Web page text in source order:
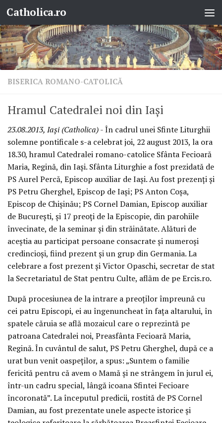
Skip to content
Catholica.ro
BISERICA ROMANO-CATOLICĂ
Hramul Catedralei noi din Iaşi
23.08.2013, Iaşi (Catholica)- În cadrul unei Sfinte Liturghii
solemne pontificale s-a celebrat joi, 22 august 2013, la ora
18.30, hramul Catedralei romano-catolice Sfânta Fecioară
Maria, Regină, din Iaşi. Sfânta Liturghie a fost prezidată de
PS Aurel Percă, Episcop auxiliar de Iaşi. Au fost prezenţi şi
PS Petru Gherghel, Episcop de Iaşi; PS Anton Coşa,
Episcop de Chişinău; PS Cornel Damian, Episcop auxiliar
de Bucureşti, şi 17 preoţi de la Episcopie, din parohiile
învecinate, de la seminar şi din străinătate. Alături de
aceştia au participat persoane consacrate şi numeroşi
credincioşi, fiind prezent şi un grup din Germania. La
celebrare a fost prezent şi Victor Opaschi, secretar de stat
la Secretariatul de Stat pentru Culte, aflăm de pe Ercis.ro.
După procesiunea de la intrare a preoţilor împreună cu
cei patru Episcopi, ei au îngenuncheat în faţa altarului, în
spatele căruia se află mozaicul care o reprezintă pe
patroana Catedralei noi, Preasfânta Fecioară Maria,
Regină. În cuvântul de salut, PS Petru Gherghel, după ce a
urat bun venit oaspeţilor, a spus: „Suntem o familie
fericită pentru că avem o Mamă şi ne strângem în jurul ei,
într-un cadru special, lângă icoana Sfintei Fecioare
încoronată”. La începutul predicii, rostită de PS Cornel
Damian, au fost prezentate unele aspecte istorice şi